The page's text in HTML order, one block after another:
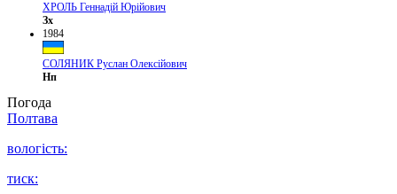
ХРОЛЬ Геннадій Юрійович
Зх
1984
СОЛЯНИК Руслан Олексійович
Нп
Погода
Полтава
вологість:
тиск: